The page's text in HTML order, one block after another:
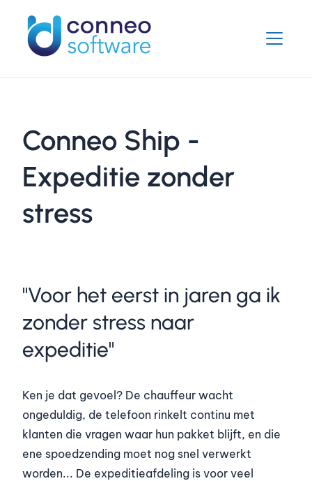
Conneo Ship -
Expeditie zonder
stress
"Voor het eerst in jaren ga ik
zonder stress naar
expeditie"
Ken je dat gevoel? De chauffeur wacht
ongeduldig, de telefoon rinkelt continu met
klanten die vragen waar hun pakket blijft, en die
ene spoedzending moet nog snel verwerkt
worden... De expeditieafdeling is voor veel